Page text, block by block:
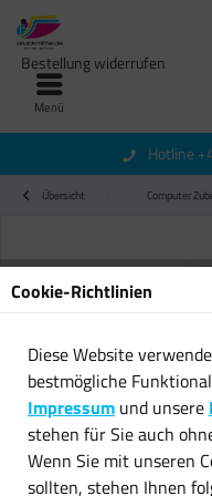
Menü
Bestellung widerrufen
Hotline
Übersicht Computer
Cookie-Richtlinien
Diese Website
bestmögliche
Impressum und unsere
stehen für Sie auch
Wenn Sie mit unseren
sollten, stehen Ihnen